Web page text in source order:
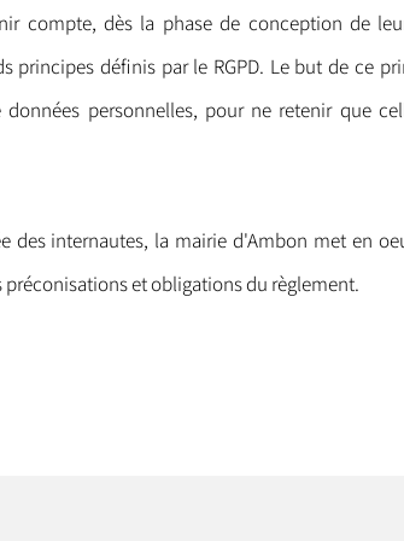
compte, dès la phase de conception de
principes définis par le RGPD. Le but de ce
personnelles, pour ne retenir que
des internautes, la mairie d'Ambon met en
et obligations du règlement.